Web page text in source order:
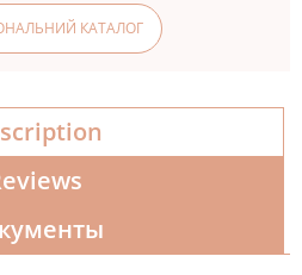
КАТАЛОГ